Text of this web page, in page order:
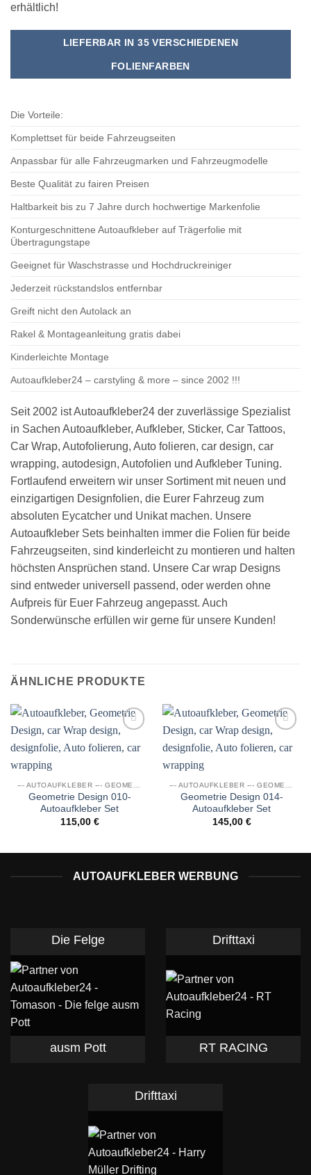
erhältlich!
LIEFERBAR IN 35 VERSCHIEDENEN
FOLIENFARBEN
Die Vorteile:
Komplettset für beide Fahrzeugseiten
Anpassbar für alle Fahrzeugmarken und Fahrzeugmodelle
Beste Qualität zu fairen Preisen
Haltbarkeit bis zu 7 Jahre durch hochwertige Markenfolie
Konturgeschnittene Autoaufkleber auf Trägerfolie mit
Übertragungstape
Geeignet für Waschstrasse und Hochdruckreiniger
Jederzeit rückstandslos entfernbar
Greift nicht den Autolack an
Rakel & Montageanleitung gratis dabei
Kinderleichte Montage
Autoaufkleber24 – carstyling & more – since 2002 !!!
Seit 2002 ist Autoaufkleber24 der zuverlässige Spezialist
in Sachen Autoaufkleber, Aufkleber, Sticker, Car Tattoos,
Car Wrap, Autofolierung, Auto folieren, car design, car
wrapping, autodesign, Autofolien und Aufkleber Tuning.
Fortlaufend erweitern wir unser Sortiment mit neuen und
einzigartigen Designfolien, die Eurer Fahrzeug zum
absoluten Eycatcher und Unikat machen. Unsere
Autoaufkleber Sets beinhalten immer die Folien für beide
Fahrzeugseiten, sind kinderleicht zu montieren und halten
höchsten Ansprüchen stand. Unsere Car wrap Designs
sind entweder universell passend, oder werden ohne
Aufpreis für Euer Fahrzeug angepasst. Auch
Sonderwünsche erfüllen wir gerne für unsere Kunden!
ÄHNLICHE PRODUKTE
Wunschliste
Geometrie Design 010-
Autoaufkleber Set
115,00 €
Wunschliste
Geometrie Design 014-
Autoaufkleber Set
145,00 €
AUTOAUFKLEBER WERBUNG
Die Felge
ausm Pott
Drifttaxi
RT RACING
Drifttaxi